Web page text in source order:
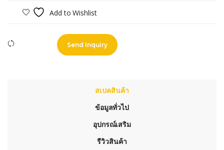
Add to Wishlist
Send Inquiry
สเปคสินค้า
ข้อมูลทั่วไป
อุปกรณ์เสริม
รีวิวสินค้า